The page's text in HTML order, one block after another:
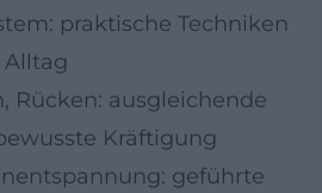
praktische Techniken
Rücken: ausgleichende
Kräftigung
geführte